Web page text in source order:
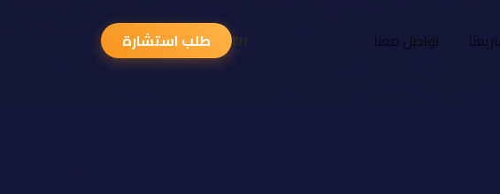
تواصل معنا طلب استشارة